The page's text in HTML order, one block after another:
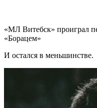
«МЛ Витебск» проиграл
«Борацем»
И остался в меньшинстве.